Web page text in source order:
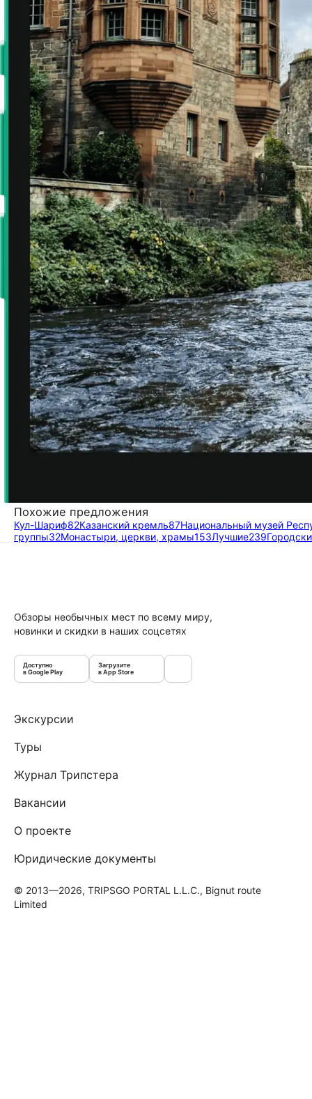
Похожие предложения
Кул-Шариф82Казанский кремль87Национальный музей
группы32Монастыри, церкви, храмы153Лучшие239
Обзоры необычных мест по всему миру,
новинки и скидки в наших соцсетях
Доступно
в Google Play
Загрузите
в App Store
Экскурсии
Туры
Журнал Трипстера
Вакансии
О проекте
Юридические документы
© 2013—2026, TRIPSGO PORTAL L.L.C., Bignut route
Limited